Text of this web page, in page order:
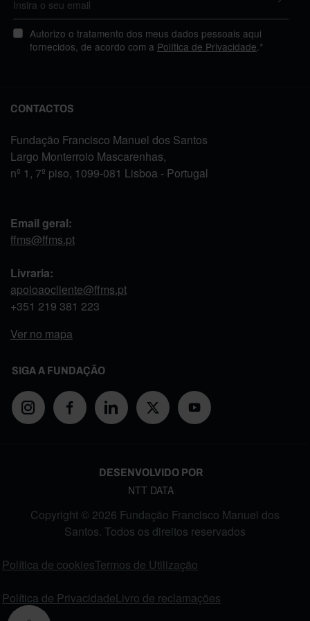
Autorizo o tratamento dos meus dados pessoais aqui
fornecidos, de acordo com a Política de Privacidade .*
CONTACTOS
Fundação Francisco Manuel dos Santos
Largo Monterroio Mascarenhas,
nº 1, 7º piso, 1099-081 Lisboa - Portugal
Email geral:
ffms@ffms.pt
Livraria:
apoioaocliente@ffms.pt
+351 219 381 223
Ver no mapa
SIGA A FUNDAÇÃO
DESENVOLVIDO POR
NTT DATA
Copyright © 2026 Fundação Francisco Manuel dos
Santos. Todos os direitos reservados
Política de cookiesTermos de Utilização
Política de PrivacidadeLivro de reclamações